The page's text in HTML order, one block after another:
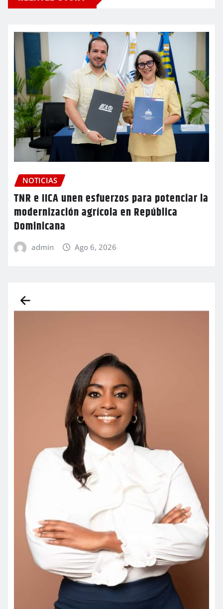
NOTICIAS
TNR e IICA unen esfuerzos para potenciar la
modernización agrícola en República
Dominicana
admin Ago 6, 2026